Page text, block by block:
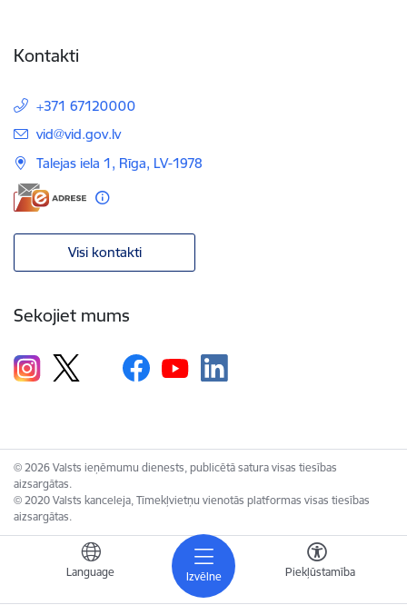
Izvēlne
Language Piekļūstamība
Kontakti
+371 67120000
E-pasts:
vid@vid.gov.lv
Talejas iela 1, Rīga, LV-1978
Visi kontakti
Sekojiet mums
© 2026 Valsts ieņēmumu dienests, publicētā satura visas tiesības
aizsargātas.
© 2020 Valsts kanceleja, Tīmekļvietņu vienotās platformas visas tiesības
aizsargātas.